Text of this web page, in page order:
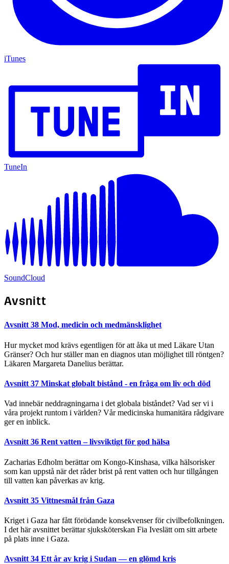
iTunes
TuneIn
SoundCloud
Avsnitt
Avsnitt 38 Mod, medicin och medmänsklighet
Hur mycket mod krävs egentligen för att åka ut med Läkare Utan
Gränser? Och hur ställer man en diagnos utan möjlighet till röntgen?
Läkaren Margareta Danelius berättar.
Avsnitt 37 Minskat globalt bistånd - en fråga om liv och död
Vad innebär neddragningarna i det globala biståndet? Vad ser vi i
våra projekt runtom i världen? Vår medicinska humanitära rådgivare
ger en inblick.
Avsnitt 36 Rent vatten – livsviktigt för god hälsa
Zacharias Edholm berättar om Kongo-Kinshasa, vilka hälsorisker
som kan uppstå när det råder brist på rent vatten och hur tillgången
till vatten kan påverkas av krig.
Avsnitt 35 Vittnesmål från Gaza
Kriget i Gaza har fått förödande konsekvenser för civilbefolkningen.
I det här avsnittet berättar sjuksköterskan Fia Iveslätt om sitt arbete
på plats inne i Gaza.
Avsnitt 34 Ett år av krig i Sudan — en glömd kris